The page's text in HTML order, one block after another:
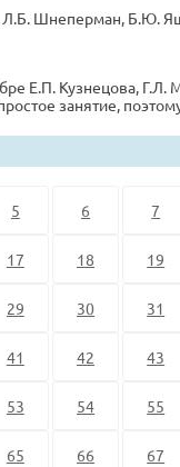
Л.Б. Шнеперман, Б.Ю.
Е.П. Кузнецова,
занятие,
5 6 7
17 18 19
29 30 31
41 42 43
53 54 55
65 66 67